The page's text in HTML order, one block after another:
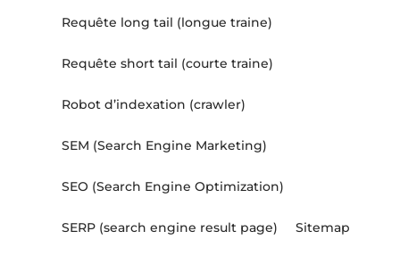
Requête long tail (longue traine)
Requête short tail (courte traine)
Robot d’indexation (crawler)
SEM (Search Engine Marketing)
SEO (Search Engine Optimization)
SERP (search engine result page) Sitemap